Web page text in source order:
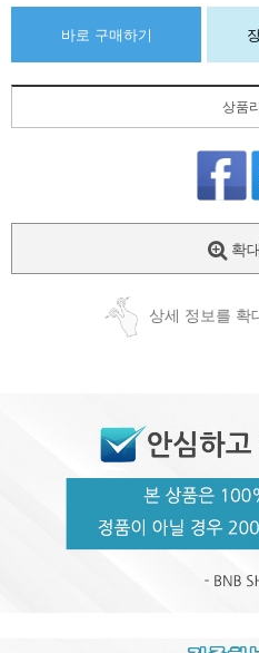
바로 구매하기
상품
확
상세 정보를 확